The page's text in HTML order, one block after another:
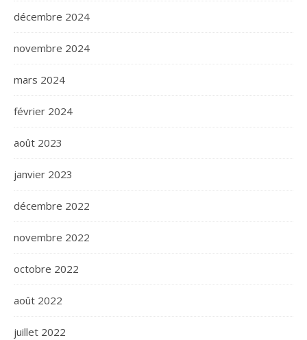
décembre 2024
novembre 2024
mars 2024
février 2024
août 2023
janvier 2023
décembre 2022
novembre 2022
octobre 2022
août 2022
juillet 2022